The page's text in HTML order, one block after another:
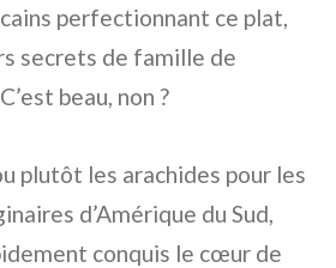
perfectionnant ce plat,
secrets de famille de
beau, non ?
plutôt les arachides pour les
d’Amérique du Sud,
conquis le cœur de